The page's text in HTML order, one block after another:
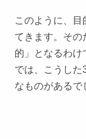
このように、
てきます。その
的」となるわけ
では、こうした
なものがあるで